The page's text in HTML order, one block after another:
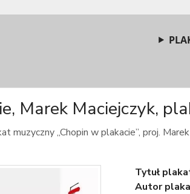
Marek Maciejczyk,
muzyczny „Chopin w plakacie”, proj.
Tytuł
Autor